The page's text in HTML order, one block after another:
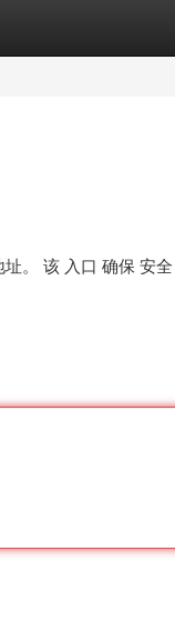
。 该 入口 确保 安